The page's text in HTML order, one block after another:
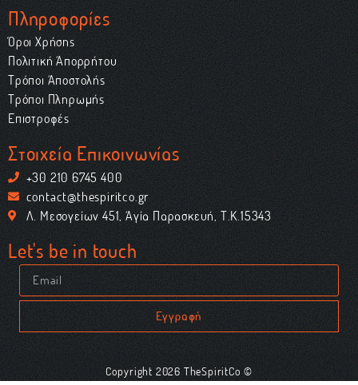
Πληροφορίες
Όροι Χρήσης
Πολιτική Απορρήτου
Τρόποι Αποστολής
Τρόποι Πληρωμής
Επιστροφές
Στοιχεία Επικοινωνίας
+30 210 6745 400
contact@thespiritco.gr
Λ. Μεσογείων 451, Αγία Παρασκευή, Τ.Κ.15343
Let's be in touch
Εγγραφή
Copyright 2026 TheSpiritCo ©